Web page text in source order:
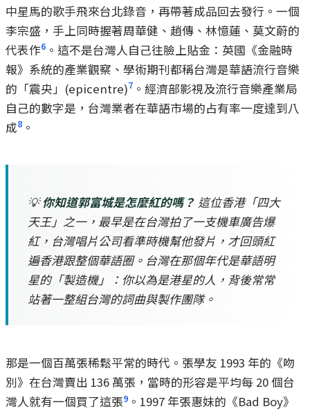
中星馬的歌手飛來台北錄音，再帶著成品回去發行。一個
李宗盛，手上同時握著周華健、趙傳、林憶蓮、莫文蔚的
代表作6 。這不是台灣人自己往臉上貼金：英國《金融時
報》系統的產業觀察、學術期刊都稱台灣是華語流行音樂
的「震央」(epicentre)7 。經濟部影視及流行音樂產業局
自己的數字是，台灣業者在華語市場的占有率一度達到八
成8 。
💡你知道郭富城是怎麼紅的嗎？ 這位香港「四大
天王」之一，最早是在台灣拍了一支機車廣告爆
紅，台灣唱片公司看準時機幫他發片，才回頭紅
遍香港跟整個華語圈。台灣在那個年代是華語明
星的「製造機」：你以為是港星的人，背後常常
站著一整組台灣的詞曲與製作團隊。
那是一個百萬張稀鬆平常的時代。張學友 1993 年的《吻
別》在台灣賣出 136 萬張，當時的形容是平均每 20 個台
灣人就有一個買了這張9 。1997 年張惠妹的《Bad Boy》